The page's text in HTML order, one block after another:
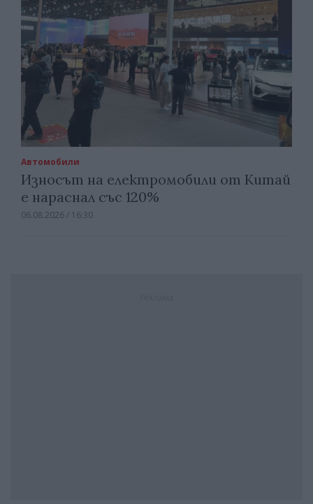
Автомобили
Износът на електромобили от Китай
е нараснал със 120%
06.08.2026 / 16:30